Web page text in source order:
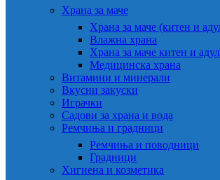
Храна за маче
Храна за маче (китен и
Влажна храна
Храна за маче китен и
Медицинска храна
Витамини и минерали
Вкусни закуски
Играчки
Садови за храна и вода
Ремчиња и градници
Ремчиња и поводници
Градници
Хигиена и козметика